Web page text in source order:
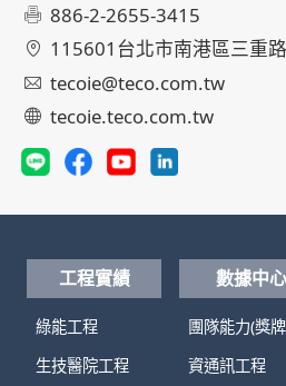
886-2-2655-3415
115601台北市南港區三重
tecoie@teco.com.tw
tecoie.teco.com.tw
工程實績
綠能工程
生技醫院工程
數據中心
團隊能力(獎
資通訊工程